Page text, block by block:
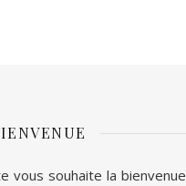
vous souhaite la bienvenue